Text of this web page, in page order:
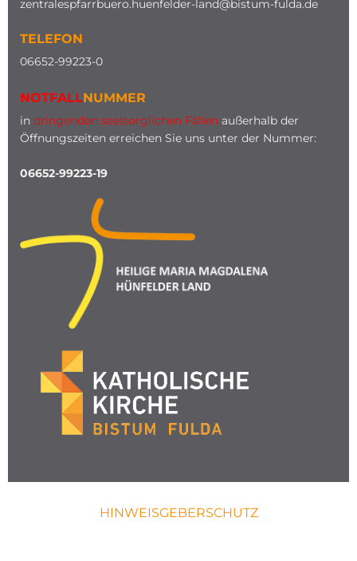
zentralespfarrbuero.huenfelder-land@bistum-fulda.de
TELEFON
06652-99223-0
NOTFALLNUMMER
in dringenden seelsorglichen Fällen außerhalb der
Öffnungszeiten erreichen Sie uns unter der Nummer:
06652-99223-19
HINWEISGEBERSCHUTZ